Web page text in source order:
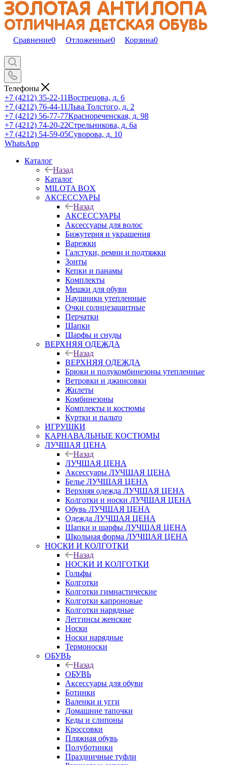
Сравнение0 Отложенные0 Корзина0
Телефоны
+7 (4212) 35-22-11Вострецова, д. 6
+7 (4212) 76-44-11Льва Толстого, д. 2
+7 (4212) 56-77-77Краснореченская, д. 98
+7 (4212) 74-20-22Стрельникова, д. 6а
+7 (4212) 54-59-05Суворова, д. 10
WhatsApp
Каталог
Назад
Каталог
MILOTA BOX
АКСЕССУАРЫ
Назад
АКСЕССУАРЫ
Аксессуары для волос
Бижутерия и украшения
Варежки
Галстуки, ремни и подтяжки
Зонты
Кепки и панамы
Комплекты
Мешки для обуви
Наушники утепленные
Очки солнцезащитные
Перчатки
Шапки
Шарфы и снуды
ВЕРХНЯЯ ОДЕЖДА
Назад
ВЕРХНЯЯ ОДЕЖДА
Брюки и полукомбинезоны утепленные
Ветровки и джинсовки
Жилеты
Комбинезоны
Комплекты и костюмы
Куртки и пальто
ИГРУШКИ
КАРНАВАЛЬНЫЕ КОСТЮМЫ
ЛУЧШАЯ ЦЕНА
Назад
ЛУЧШАЯ ЦЕНА
Аксессуары ЛУЧШАЯ ЦЕНА
Белье ЛУЧШАЯ ЦЕНА
Верхняя одежда ЛУЧШАЯ ЦЕНА
Колготки и носки ЛУЧШАЯ ЦЕНА
Обувь ЛУЧШАЯ ЦЕНА
Одежда ЛУЧШАЯ ЦЕНА
Шапки и шарфы ЛУЧШАЯ ЦЕНА
Школьная форма ЛУЧШАЯ ЦЕНА
НОСКИ И КОЛГОТКИ
Назад
НОСКИ И КОЛГОТКИ
Гольфы
Колготки
Колготки гимнастические
Колготки капроновые
Колготки нарядные
Леггинсы женские
Носки
Носки нарядные
Термоноски
ОБУВЬ
Назад
ОБУВЬ
Аксессуары для обуви
Ботинки
Валенки и угги
Домашние тапочки
Кеды и слипоны
Кроссовки
Пляжная обувь
Полуботинки
Праздничные туфли